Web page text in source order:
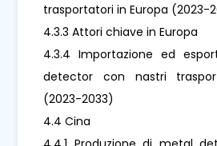
trasportatori in Europa (2023-
4.3.3 Attori chiave in Europa
4.3.4 Importazione ed
detector con nastri
(2023-2033)
4.4 Cina